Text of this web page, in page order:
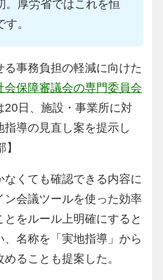
。厚労省ではこれを恒
。
る事務負担の軽減に向けた
会保障審議会の専門委員会
20日、施設・事業所に対
導の見直し案を提示し
なくても確認できる内容に
ン会議ツールを使った効率
をルール上明確にすると
名称を「実地指導」から
めることも提案した。